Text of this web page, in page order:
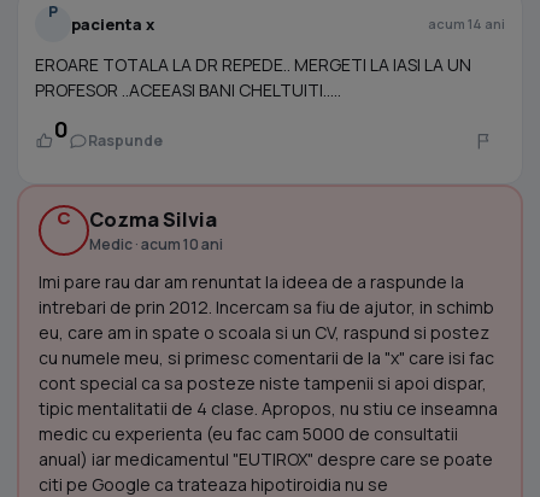
P
pacienta x acum 14 ani
EROARE TOTALA LA DR REPEDE.. MERGETI LA IASI LA UN
PROFESOR ..ACEEASI BANI CHELTUITI.....
0 Raspunde
C Cozma Silvia
Medic · acum 10 ani
Imi pare rau dar am renuntat la ideea de a raspunde la
intrebari de prin 2012. Incercam sa fiu de ajutor, in schimb
eu, care am in spate o scoala si un CV, raspund si postez
cu numele meu, si primesc comentarii de la "x" care isi fac
cont special ca sa posteze niste tampenii si apoi dispar,
tipic mentalitatii de 4 clase. Apropos, nu stiu ce inseamna
medic cu experienta (eu fac cam 5000 de consultatii
anual) iar medicamentul "EUTIROX" despre care se poate
citi pe Google ca trateaza hipotiroidia nu se